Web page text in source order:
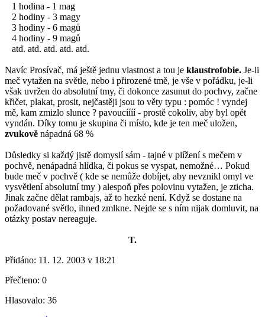
1 hodina - 1 mag
2 hodiny - 3 magy
3 hodiny - 6 magů
4 hodiny - 9 magů
atd. atd. atd. atd. atd.
Navíc Prosívač, má ještě jednu vlastnost a tou je klaustrofobie. Je-li
meč vytažen na světle, nebo i přirozené tmě, je vše v pořádku, je-li
však uvržen do absolutní tmy, či dokonce zasunut do pochvy, začne
křičet, plakat, prosit, nejčastěji jsou to věty typu : pomóc ! vyndej
mě, kam zmizlo slunce ? pavoucíííí - prostě cokoliv, aby byl opět
vyndán. Díky tomu je skupina či místo, kde je ten meč uložen,
zvukově nápadná 68 %
Důsledky si každý jistě domyslí sám - tajné v plížení s mečem v
pochvě, nenápadná hlídka, či pokus se vyspat, nemožné… Pokud
bude meč v pochvě ( kde se nemůže dobíjet, aby nevznikl omyl ve
vysvětlení absolutní tmy ) alespoň přes polovinu vytažen, je zticha.
Jinak začne dělat rambajs, až to hezké není. Když se dostane na
požadované světlo, ihned zmlkne. Nejde se s ním nijak domluvit, na
otázky postav nereaguje.
T.
Přidáno: 11. 12. 2003 v 18:21
Přečteno: 0
Hlasovalo: 36